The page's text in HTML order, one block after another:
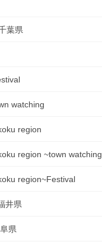
葉県
watching
region
region ~town watching
region~Festival
井県
県